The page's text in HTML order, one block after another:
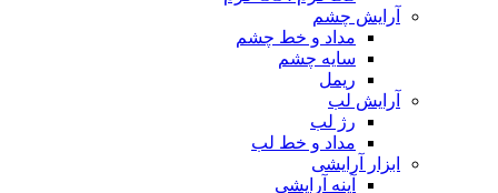
آرایش چشم
مداد و خط چشم
سایه چشم
ریمل
آرایش لب
رژ لب
مداد و خط لب
ابزار آرایشی
آینه آرایشی